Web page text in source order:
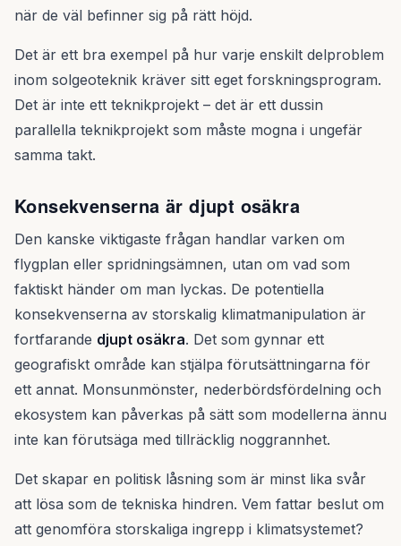
när de väl befinner sig på rätt höjd.
Det är ett bra exempel på hur varje enskilt delproblem
inom solgeoteknik kräver sitt eget forskningsprogram.
Det är inte ett teknikprojekt – det är ett dussin
parallella teknikprojekt som måste mogna i ungefär
samma takt.
Konsekvenserna är djupt osäkra
Den kanske viktigaste frågan handlar varken om
flygplan eller spridningsämnen, utan om vad som
faktiskt händer om man lyckas. De potentiella
konsekvenserna av storskalig klimatmanipulation är
fortfarande djupt osäkra. Det som gynnar ett
geografiskt område kan stjälpa förutsättningarna för
ett annat. Monsunmönster, nederbördsfördelning och
ekosystem kan påverkas på sätt som modellerna ännu
inte kan förutsäga med tillräcklig noggrannhet.
Det skapar en politisk låsning som är minst lika svår
att lösa som de tekniska hindren. Vem fattar beslut om
att genomföra storskaliga ingrepp i klimatsystemet?